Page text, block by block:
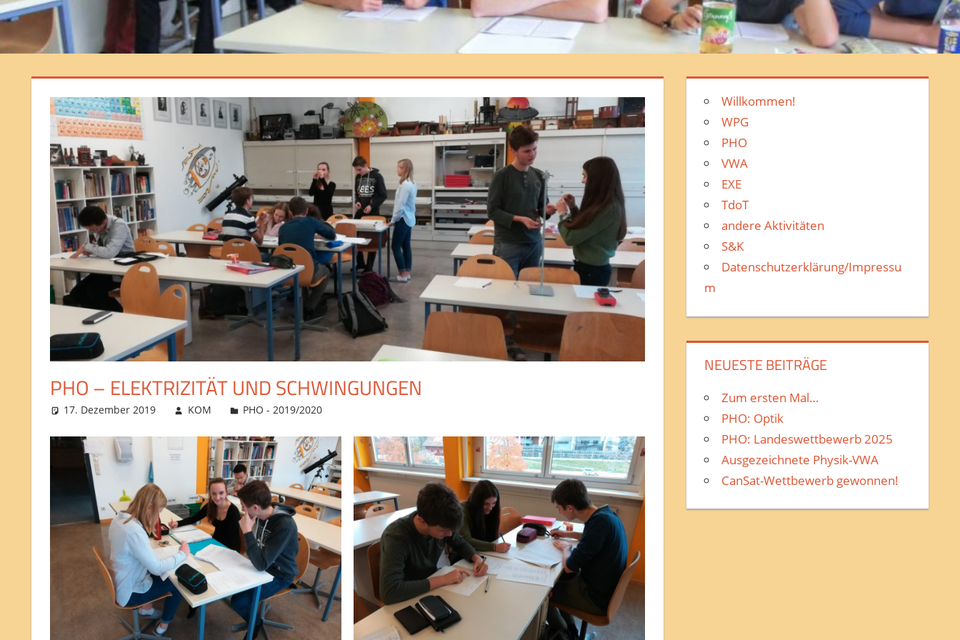
PHO – ELEKTRIZITÄT UND SCHWINGUNGEN
17. Dezember 2019 KOM PHO - 2019/2020
Willkommen!
WPG
PHO
VWA
EXE
TdoT
andere Aktivitäten
S&K
Datenschutzerklärung/Impressu
m
NEUESTE BEITRÄGE
Zum ersten Mal…
PHO: Optik
PHO: Landeswettbewerb 2025
Ausgezeichnete Physik-VWA
CanSat-Wettbewerb gewonnen!